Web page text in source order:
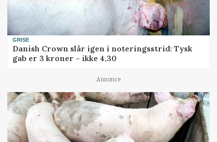
GRISE
Danish Crown slår igen i noteringsstrid: Tysk
gab er 3 kroner – ikke 4,30
Annonce